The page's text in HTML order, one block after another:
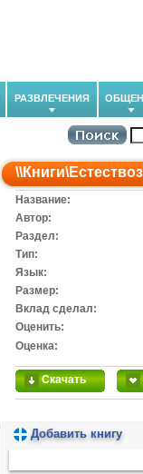
РАЗВЛЕЧЕНИЯ
\\Книги\
Название:
Автор:
Раздел:
Тип:
Язык:
Размер:
Вклад сделал:
Оценить:
Оценка:
Скачать
Добавить книгу